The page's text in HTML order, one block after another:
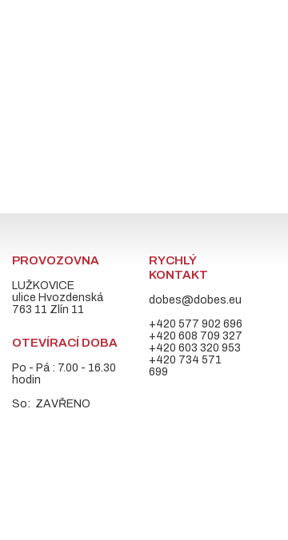
PROVOZOVNA
LUŽKOVICE
ulice Hvozdenská
763 11 Zlín 11
OTEVÍRACÍ DOBA
Po - Pá : 7.00 - 16.30
hodin
So: ZAVŘENO
RYCHLÝ
KONTAKT
dobes@dobes.eu
+420 577 902 696
+420 608 709 327
+420 603 320 953
+420 734 571
699